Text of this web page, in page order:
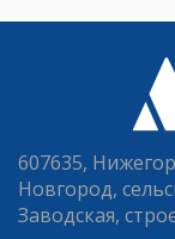
607635,
Новгород,
Заводская,